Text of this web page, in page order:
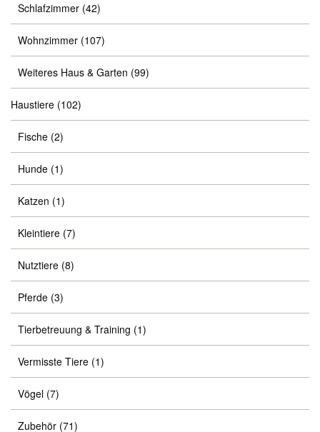
Schlafzimmer (42)
Wohnzimmer (107)
Weiteres Haus & Garten (99)
Haustiere (102)
Fische (2)
Hunde (1)
Katzen (1)
Kleintiere (7)
Nutztiere (8)
Pferde (3)
Tierbetreuung & Training (1)
Vermisste Tiere (1)
Vögel (7)
Zubehör (71)